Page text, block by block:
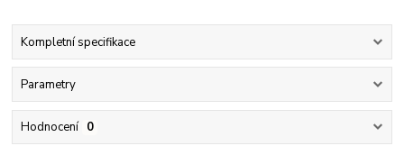
Kompletní specifikace
Parametry
Hodnocení 0